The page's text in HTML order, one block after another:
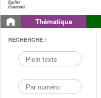
Thématique
RECHERCHE :